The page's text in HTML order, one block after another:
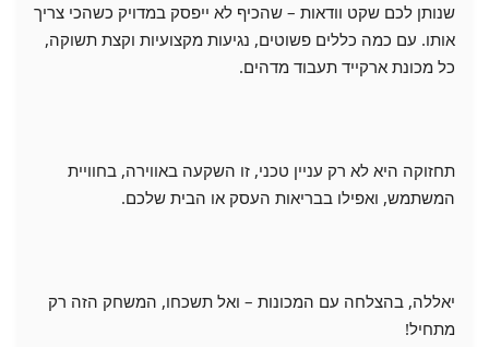
שנותן לכם שקט וודאות – שהכיף לא ייפסק במדויק כשהכי צריך
אותו. עם כמה כללים פשוטים, נגיעות מקצועיות וקצת תשוקה,
כל מכונת ארקייד תעבוד מדהים.
תחזוקה היא לא רק עניין טכני, זו השקעה באווירה, בחוויית
המשתמש, ואפילו בבריאות העסק או הבית שלכם.
יאללה, בהצלחה עם המכונות – ואל תשכחו, המשחק הזה רק
מתחיל!